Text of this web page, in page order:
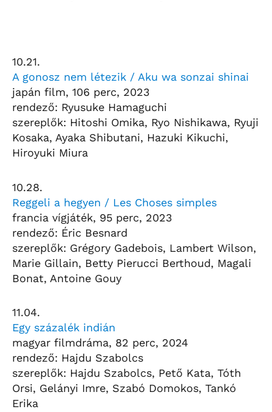
10.21.
A gonosz nem létezik / Aku wa sonzai shinai
japán film, 106 perc, 2023
rendező: Ryusuke Hamaguchi
szereplők: Hitoshi Omika, Ryo Nishikawa, Ryuji
Kosaka, Ayaka Shibutani, Hazuki Kikuchi,
Hiroyuki Miura
10.28.
Reggeli a hegyen / Les Choses simples
francia vígjáték, 95 perc, 2023
rendező: Éric Besnard
szereplők: Grégory Gadebois, Lambert Wilson,
Marie Gillain, Betty Pierucci Berthoud, Magali
Bonat, Antoine Gouy
11.04.
Egy százalék indián
magyar filmdráma, 82 perc, 2024
rendező: Hajdu Szabolcs
szereplők: Hajdu Szabolcs, Pető Kata, Tóth
Orsi, Gelányi Imre, Szabó Domokos, Tankó
Erika